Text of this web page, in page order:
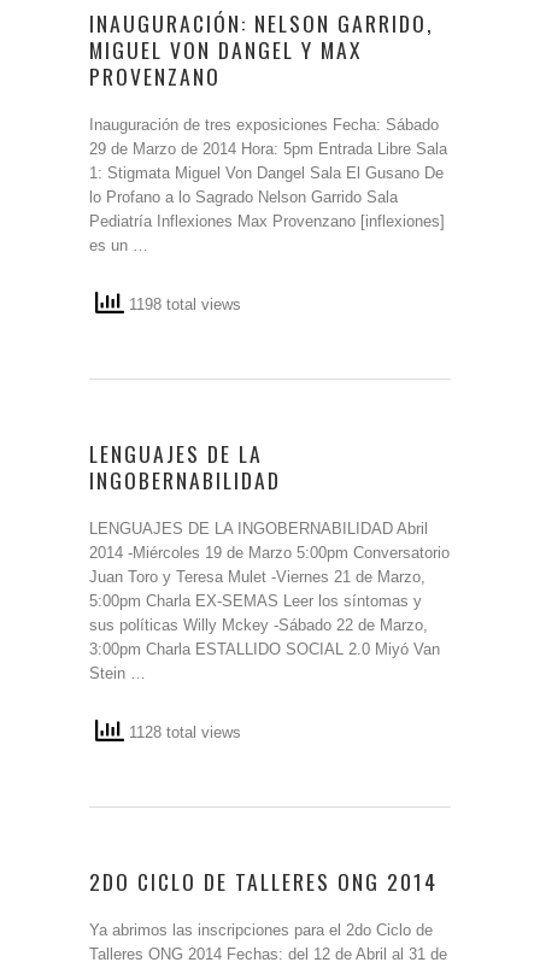
INAUGURACIÓN: NELSON GARRIDO,
MIGUEL VON DANGEL Y MAX
PROVENZANO
Inauguración de tres exposiciones Fecha: Sábado
29 de Marzo de 2014 Hora: 5pm Entrada Libre Sala
1: Stigmata Miguel Von Dangel Sala El Gusano De
lo Profano a lo Sagrado Nelson Garrido Sala
Pediatría Inflexiones Max Provenzano [inflexiones]
es un …
1198 total views
LENGUAJES DE LA
INGOBERNABILIDAD
LENGUAJES DE LA INGOBERNABILIDAD Abril
2014 -Miércoles 19 de Marzo 5:00pm Conversatorio
Juan Toro y Teresa Mulet -Viernes 21 de Marzo,
5:00pm Charla EX-SEMAS Leer los síntomas y
sus políticas Willy Mckey -Sábado 22 de Marzo,
3:00pm Charla ESTALLIDO SOCIAL 2.0 Miyó Van
Stein …
1128 total views
2DO CICLO DE TALLERES ONG 2014
Ya abrimos las inscripciones para el 2do Ciclo de
Talleres ONG 2014 Fechas: del 12 de Abril al 31 de